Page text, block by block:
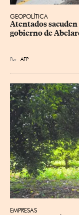
GEOPOLÍTICA
Atentados
gobierno de
Por AFP
EMPRESAS